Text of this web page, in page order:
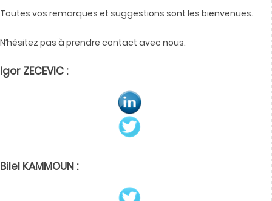
Toutes vos remarques et suggestions sont les bienvenues.
N’hésitez pas à prendre contact avec nous.
Igor ZECEVIC :
Bilel KAMMOUN :